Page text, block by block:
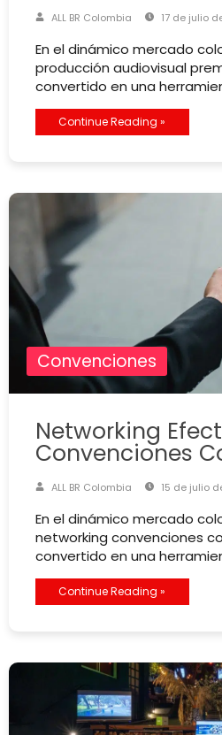
ALL BR Colombia 17 de julio
En el dinámico mercado
producción audiovisual
convertido en una
Continue Reading »
Convenciones
Networking
Convenciones
ALL BR Colombia 15 de julio
En el dinámico mercado
networking convenciones
convertido en una
Continue Reading »